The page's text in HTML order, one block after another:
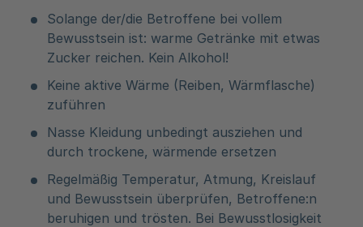
Solange der/die Betroffene bei vollem
Bewusstsein ist: warme Getränke mit etwas
Zucker reichen. Kein Alkohol!
Keine aktive Wärme (Reiben, Wärmflasche)
zuführen
Nasse Kleidung unbedingt ausziehen und
durch trockene, wärmende ersetzen
Regelmäßig Temperatur, Atmung, Kreislauf
und Bewusstsein überprüfen, Betroffene:n
beruhigen und trösten. Bei Bewusstlosigkeit